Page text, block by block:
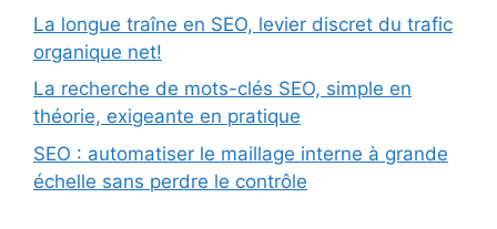
La longue traîne en SEO, levier discret du trafic
organique net!
La recherche de mots-clés SEO, simple en
théorie, exigeante en pratique
SEO : automatiser le maillage interne à grande
échelle sans perdre le contrôle